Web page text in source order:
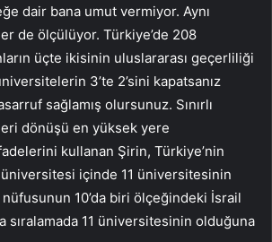
dair bana umut vermiyor. Aynı
de ölçülüyor. Türkiye’de 208
üçte ikisinin uluslararası geçerliliği
3’te 2’sini kapatsanız
sağlamış olursunuz. Sınırlı
dönüşü en yüksek yere
kullanan Şirin, Türkiye’nin
üniversitesi içinde 11 üniversitesinin
10’da biri ölçeğindeki İsrail
sıralamada 11 üniversitesinin olduğuna